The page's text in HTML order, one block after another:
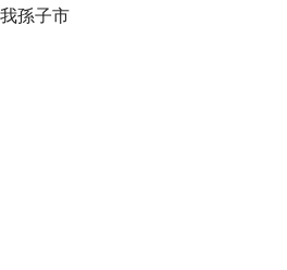
孫子市